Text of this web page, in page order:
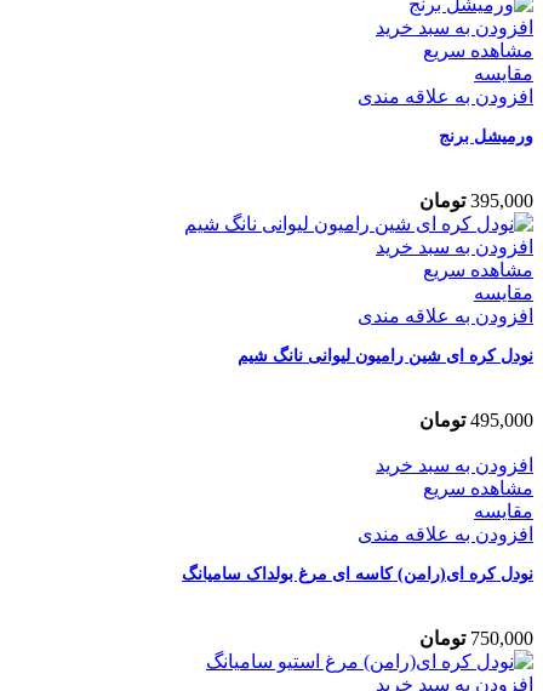
افزودن به سبد خرید
مشاهده سریع
مقایسه
افزودن به علاقه مندی
ورمیشل برنج
395,000 تومان
افزودن به سبد خرید
مشاهده سریع
مقایسه
افزودن به علاقه مندی
نودل کره ای شین رامیون لیوانی نانگ شیم
495,000 تومان
افزودن به سبد خرید
مشاهده سریع
مقایسه
افزودن به علاقه مندی
نودل کره ای(رامن) کاسه ای مرغ بولداک سامیانگ
750,000 تومان
افزودن به سبد خرید